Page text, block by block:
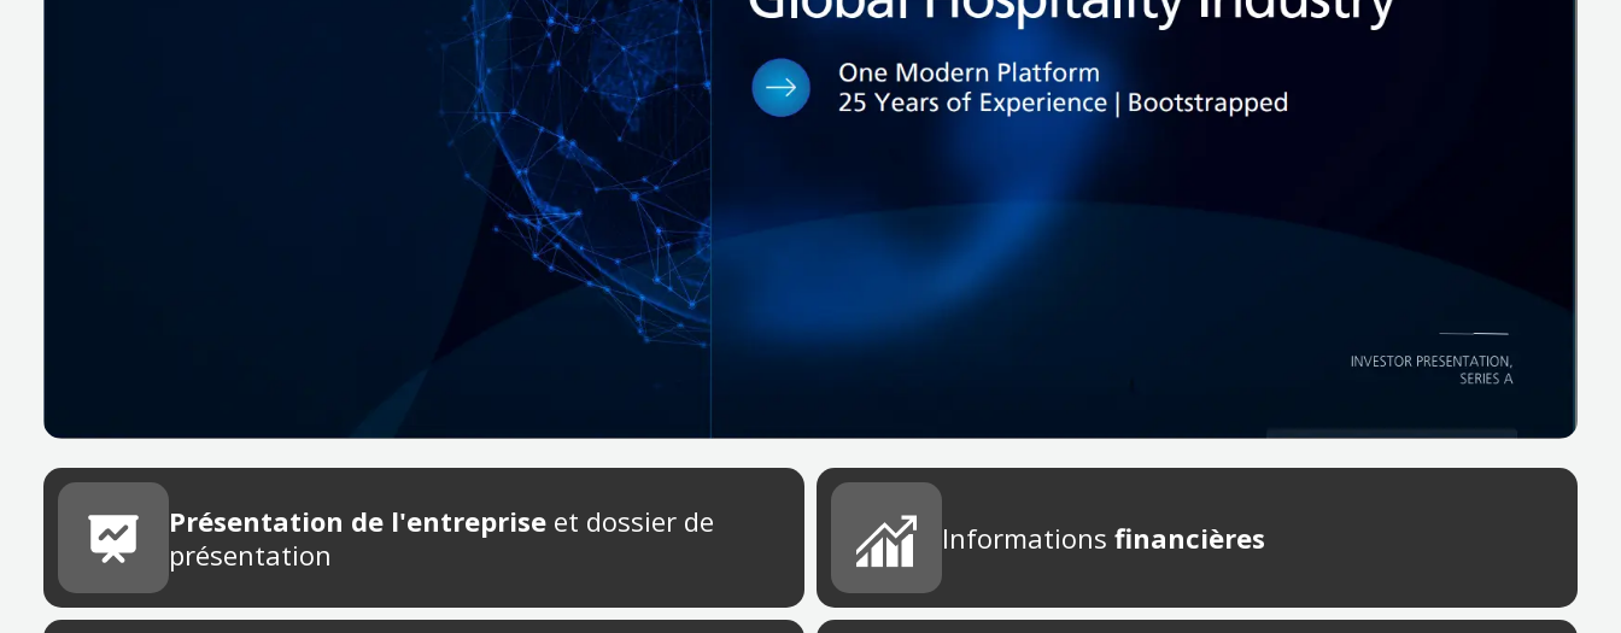
Présentation de l'entreprise et dossier de
présentation
Informations financières